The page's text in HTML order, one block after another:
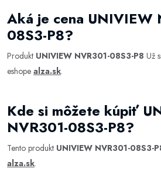
Aká je cena UNIVIEW
08S3-P8?
Produkt UNIVIEW NVR301-08S3-P8 Už
eshope alza.sk.
Kde si môžete kúpiť
NVR301-08S3-P8?
Tento produkt UNIVIEW NVR301-08S3-
alza.sk.